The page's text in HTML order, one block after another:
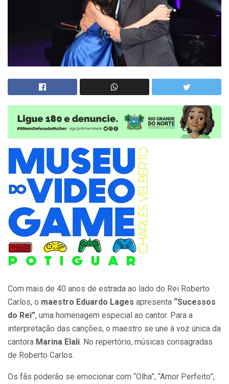
Com mais de 40 anos de estrada ao lado do Rei Roberto
Carlos, o maestro Eduardo Lages apresenta “Sucessos
do Rei”, uma homenagem especial ao cantor. Para a
interpretação das canções, o maestro se une à voz única da
cantora Marina Elali. No repertório, músicas consagradas
de Roberto Carlos.
Os fãs poderão se emocionar com “Olha”, “Amor Perfeito”,